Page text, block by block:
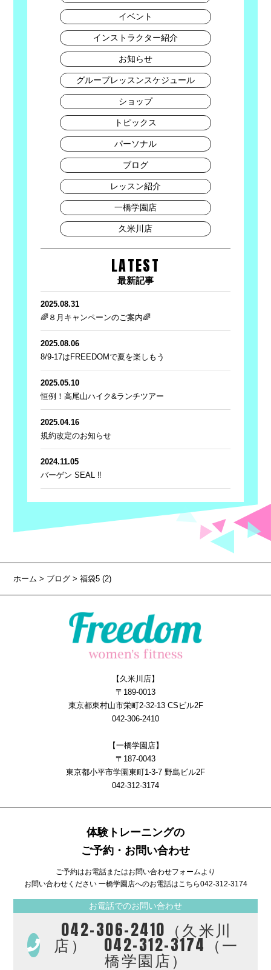
イベント
インストラクター紹介
お知らせ
グループレッスンスケジュール
ショップ
トピックス
パーソナル
ブログ
レッスン紹介
一橋学園店
久米川店
LATEST
最新記事
2025.08.31
🌈８月キャンペーンのご案内🌈
2025.08.06
8/9-17はFREEDOMで夏を楽しもう
2025.05.10
恒例！高尾山ハイク&ランチツアー
2025.04.16
規約改定のお知らせ
2024.11.05
バーゲン SEAL ‼
ホーム> ブログ > 福袋5 (2)
【久米川店】
〒189-0013
東京都東村山市栄町2-32-13 CSビル2F
042-306-2410
【一橋学園店】
〒187-0043
東京都小平市学園東町1-3-7 野島ビル2F
042-312-3174
体験トレーニングの
ご予約・お問い合わせ
ご予約はお電話またはお問い合わせフォームより
お問い合わせください 一橋学園店へのお電話はこちら042-312-3174
お電話でのお問い合わせ
042-306-2410（久米川
店） 042-312-3174（一
橋学園店）